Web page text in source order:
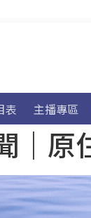
表 主播專區
｜原